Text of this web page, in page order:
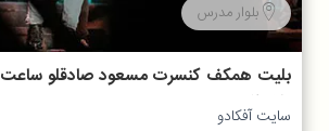
بلوار مدرس
بلیت همکف کنسرت مسعود صادقلو ساعت
20:30
سایت آفکادو